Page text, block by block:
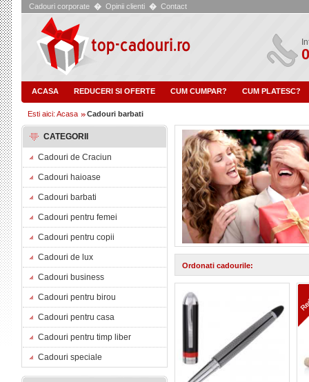
Cadouri corporate � Opinii clienti � Contact
ACASA REDUCERI SI OFERTE CUM CUMPAR? CUM PLATESC?
Esti aici: Acasa Cadouri barbati
CATEGORII
Cadouri de Craciun
Cadouri haioase
Cadouri barbati
Cadouri pentru femei
Cadouri pentru copii
Cadouri de lux
Cadouri business
Cadouri pentru birou
Cadouri pentru casa
Cadouri pentru timp liber
Cadouri speciale
Ordonati cadourile: